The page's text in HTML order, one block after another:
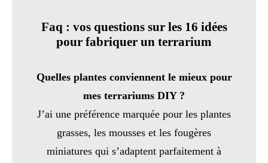
Faq : vos questions sur les 16 idées
pour fabriquer un terrarium
Quelles plantes conviennent le mieux pour
mes terrariums DIY ?
J’ai une préférence marquée pour les plantes
grasses, les mousses et les fougères
miniatures qui s’adaptent parfaitement à